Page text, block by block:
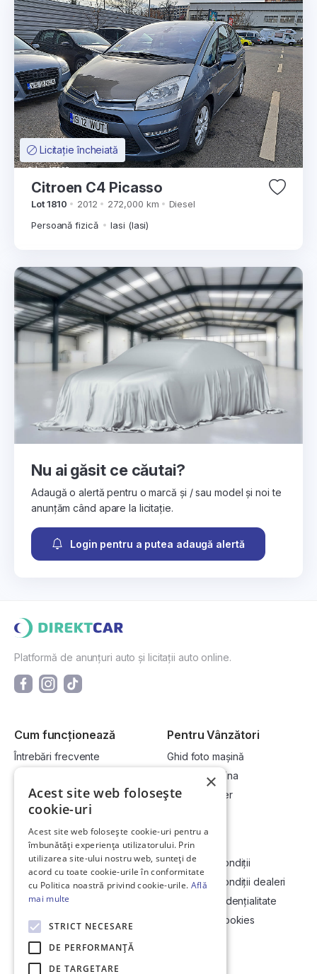
Licitație încheiată
Citroen C4 Picasso
Lot 1810 2012 272,000 km
Diesel
Persoană fizică
Iasi (Iasi)
Nu ai găsit ce căutai?
Adaugă o alertă pentru o marcă și / sau model și noi te
anunțăm când apare la licitație.
Login pentru a putea adaugă alertă
Platformă de anunțuri auto și licitații auto online.
Cum funcționează
Întrebări frecvente
Cum vând la licitație?
Pentru Vânzători
Ghid foto mașină
Vinde-ți mașina
Devino dealer
Link-uri utile
Informații utile vizionare
Contact
Soluționarea Online a litigiilor
ANCP
Compania
Termeni și condiții
Termeni și condiții dealeri
Politică confidențialitate
Politica de cookies
×
Acest site web folosește
cookie-uri
Acest site web folosește cookie-uri pentru a
îmbunătăți experiența utilizatorului. Prin
utilizarea site-ului nostru web, sunteți de
acord cu toate cookie-urile în conformitate
cu Politica noastră privind cookie-urile. Află
mai multe
STRICT NECESARE
DE PERFORMANȚĂ
DE TARGETARE